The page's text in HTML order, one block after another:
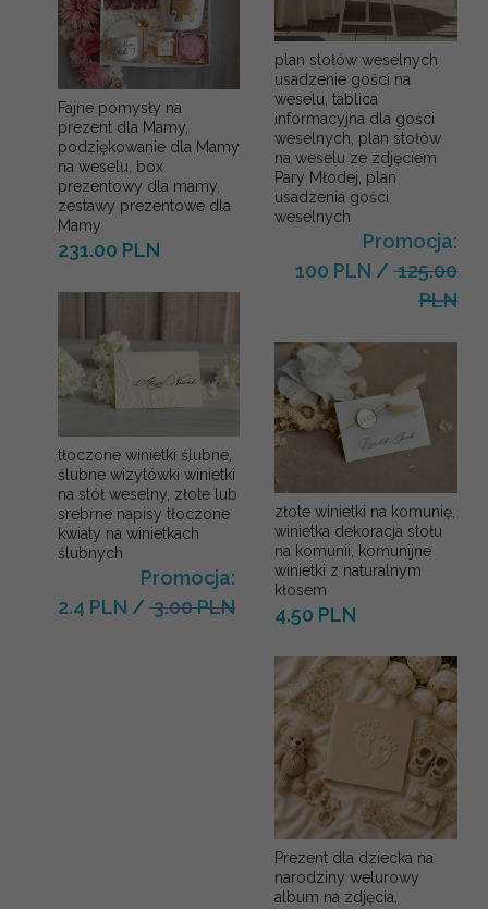
Fajne pomysły na
prezent dla Mamy,
podziękowanie dla Mamy
na weselu, box
prezentowy dla mamy,
zestawy prezentowe dla
Mamy
231.00 PLN
tłoczone winietki ślubne,
ślubne wizytówki winietki
na stół weselny, złote lub
srebrne napisy tłoczone
kwiaty na winietkach
ślubnych
Promocja:
2.4 PLN / 3.00 PLN
plan stołów weselnych
usadzenie gości na
weselu, tablica
informacyjna dla gości
weselnych, plan stołów
na weselu ze zdjęciem
Pary Młodej, plan
usadzenia gości
weselnych
Promocja:
100 PLN /125.00
PLN
złote winietki na komunię,
winietka dekoracja stołu
na komunii, komunijne
winietki z naturalnym
kłosem
4.50 PLN
Prezent dla dziecka na
narodziny welurowy
album na zdjęcia,